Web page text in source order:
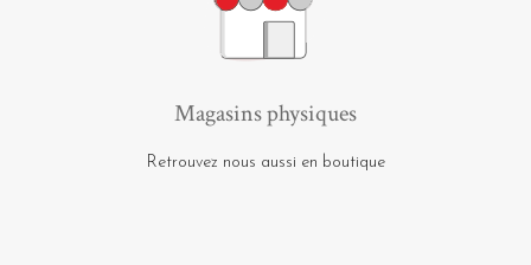
Magasins physiques
Retrouvez nous aussi en boutique